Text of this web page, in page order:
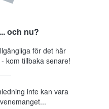
och nu?
för det här
kom tillbaka senare!
inte kan vara